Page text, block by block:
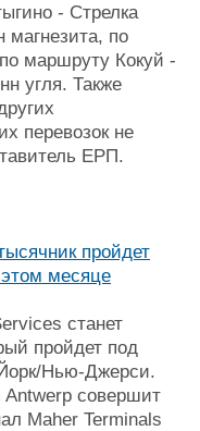
- Стрелка
магнезита, по
маршруту Кокуй -
угля. Также
перевозок не
ЕРП.
пройдет
месяце
станет
пройдет под
Нью-Джерси.
совершит
Maher Terminals